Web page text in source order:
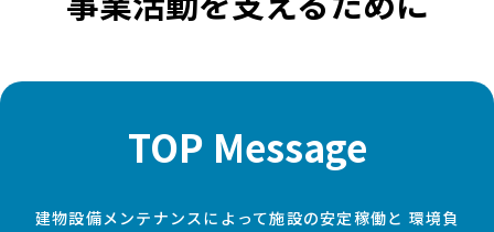
TOP Message
建物設備メンテナンスによって施設の安定稼働と 環境負